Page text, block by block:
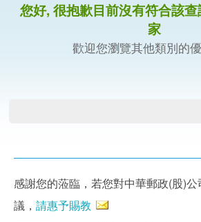
您好, 很抱歉目前沒有符合該
家
歡迎您瀏覽其他類別的
感謝您的蒞臨，若您對中華郵政(股)
議， 請惠予賜教